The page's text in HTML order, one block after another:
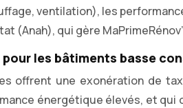
ventilation), les
(Anah), qui gère
les bâtiments basse
offrent une exonération de
énergétique élevés, et qui